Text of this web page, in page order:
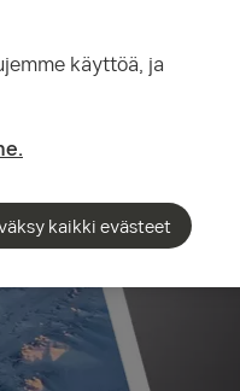
käyttöä, ja
kaikki evästeet